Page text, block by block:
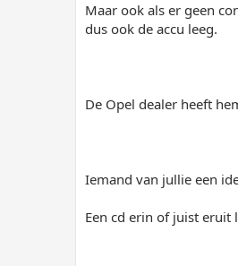
Maar ook als er geen
dus ook de accu leeg.
De Opel dealer heeft
Iemand van jullie een
Een cd erin of juist eruit